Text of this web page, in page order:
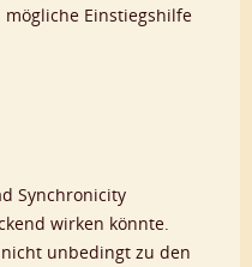
Einstiegshilfe
Synchronicity
wirken könnte.
unbedingt zu den